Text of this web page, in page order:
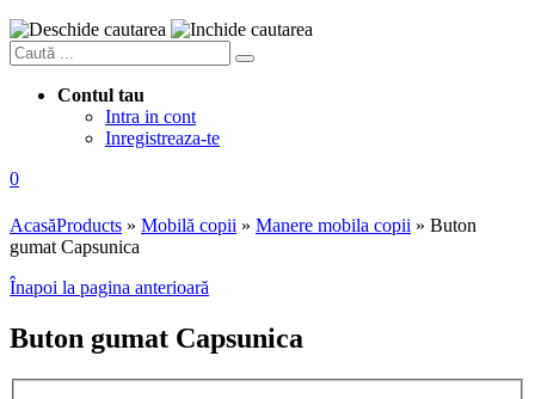
Contul tau
Intra in cont
Inregistreaza-te
0
AcasăProducts » Mobilă copii » Manere mobila copii » Buton
gumat Capsunica
Înapoi la pagina anterioară
Buton gumat Capsunica